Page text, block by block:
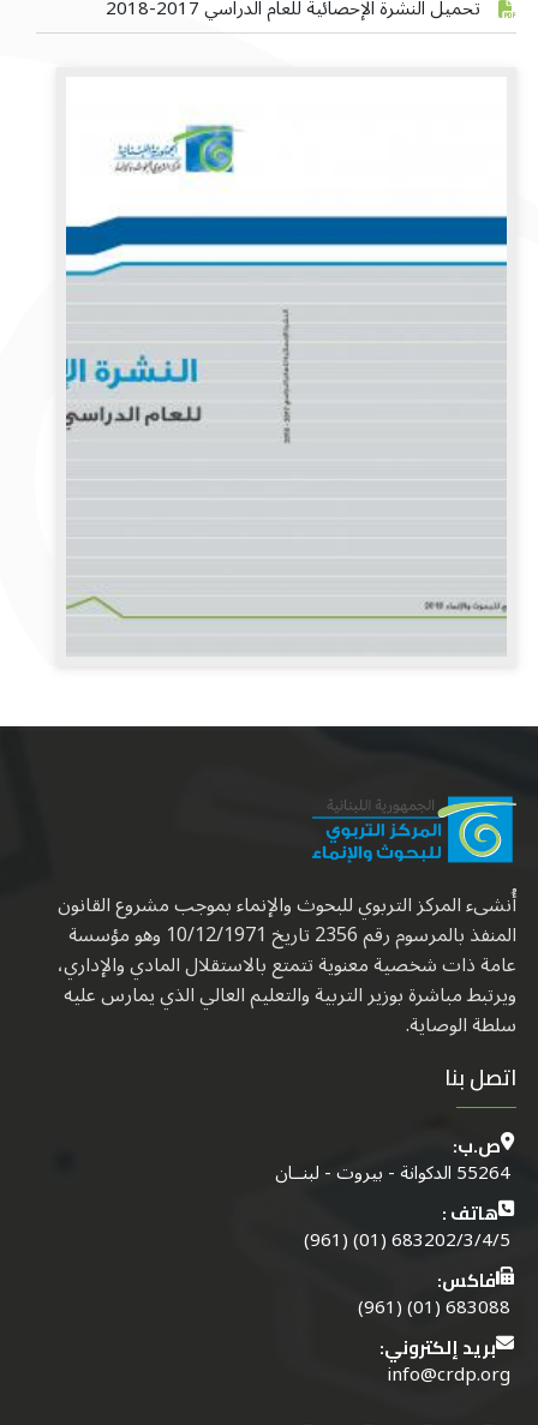
تحميل النشرة الإحصائية للعام الدراسي 2017-2018
أُنشىء المركز التربوي للبحوث والإنماء بموجب مشروع القانون
المنفذ بالمرسوم رقم 2356 تاريخ 10/12/1971 وهو مؤسسة
عامة ذات شخصية معنوية تتمتع بالاستقلال المادي والإداري،
ويرتبط مباشرة بوزير التربية والتعليم العالي الذي يمارس عليه
سلطة الوصاية.
اتصل بنا
ص.ب:
55264 الدكوانة - بيروت - لبنــان
هاتف :
683202/3/4/5 (01) (961)
فاكس:
683088 (01) (961)
بريد إلكتروني:
info@crdp.org